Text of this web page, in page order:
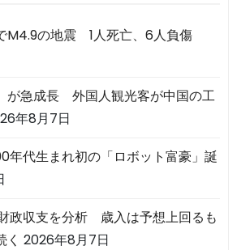
M4.9の地震 1人死亡、6人負傷
が急成長 外国人観光客が中国の工
年8月7日
年代生まれ初の「ロボット富豪」誕
政収支を分析 歳入は予想上回るも
2026年8月7日